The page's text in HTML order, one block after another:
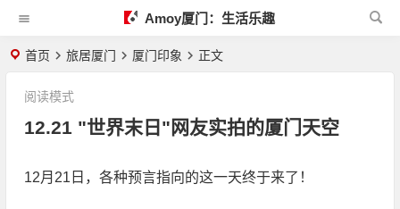
Amoy厦门：生活乐趣
首页 旅居厦门 厦门印象 正文
12.21 "世界末日"网友实拍的厦门天空
阅读模式
12月21日，各种预言指向的这一天终于来了！